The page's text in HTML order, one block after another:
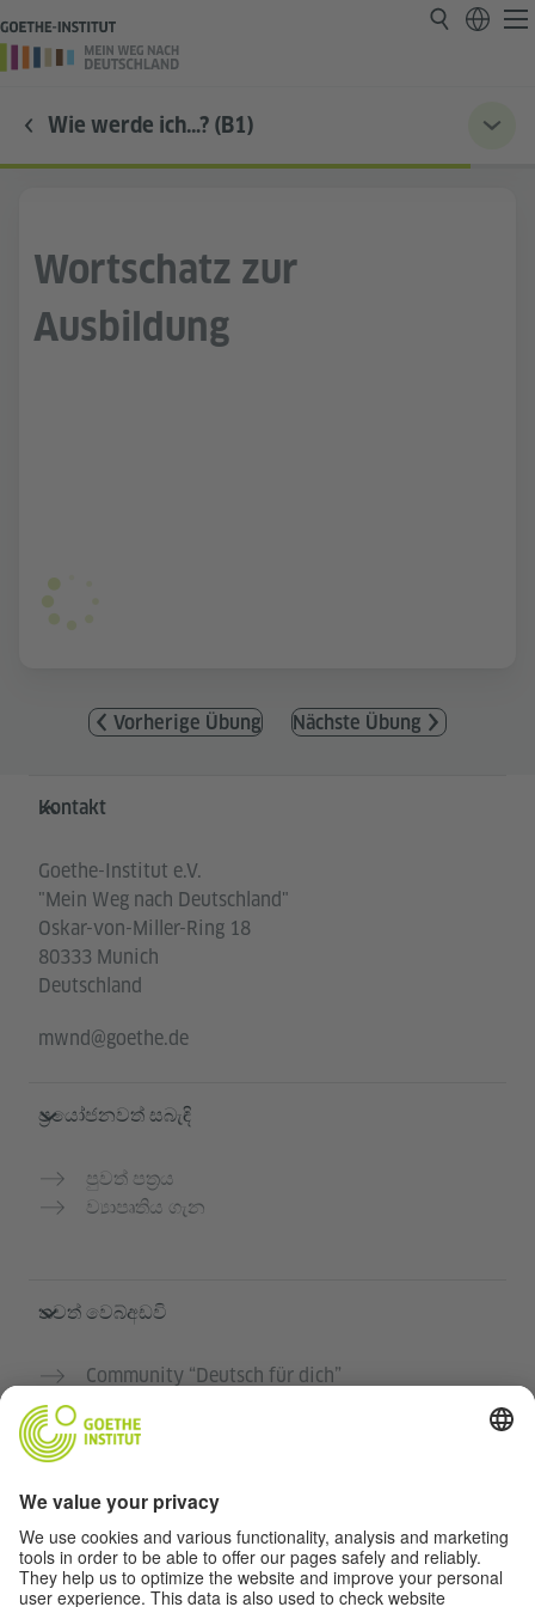
Wie werde ich…? (B1)
Wortschatz zur
Ausbildung
Vorherige Übung Nächste Übung
Service- und Informationsbereich
Kontakt
Goethe-Institut e.V.
"Mein Weg nach Deutschland"
Oskar-von-Miller-Ring 18
80333 Munich
Deutschland
mwnd@goethe.de
ප්‍රයෝජනවත් සබැඳි
පුවත් පත්‍රය
ව්‍යාපෘතිය ගැන
තවත් වෙබ්අඩවි
Community “Deutsch für dich”
ගෝතේ ආයතනයේ ජර්මන් භාෂා පාඨමාලා
රහස්‍යතා සහ ප්‍රවේශය